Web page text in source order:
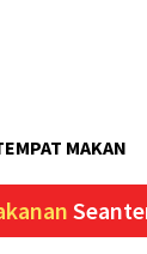
MAKAN